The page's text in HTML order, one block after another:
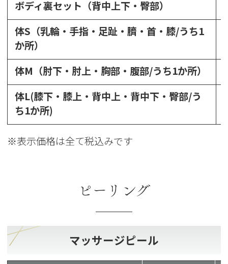
ボディ裏セット（背中上下・臀部）
体S（乳輪・手指・足趾・臍・首・膝/うち1
か所）
体M（肘下・肘上・胸部・腹部/うち1か所）
体L(膝下・膝上・背中上・背中下・臀部/う
ち1か所)
※表示価格は全て税込みです
ピーリング
マッサージピール